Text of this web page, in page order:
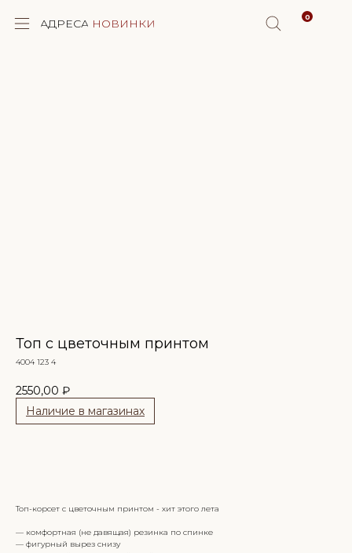
0
АДРЕСА НОВИНКИ
Топ с цветочным принтом
4004 123 4
2550,00 ₽
Наличие в магазинах
Топ-корсет с цветочным принтом - хит этого лета
— комфортная (не давящая) резинка по спинке
— фигурный вырез снизу